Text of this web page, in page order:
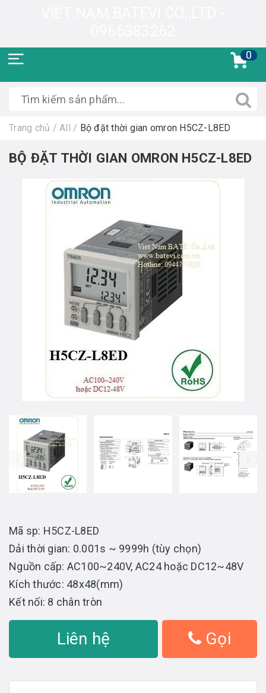
0
Trang chủ / All / Bộ đặt thời gian omron H5CZ-L8ED
BỘ ĐẶT THỜI GIAN OMRON H5CZ-L8ED
prev
Mã sp: H5CZ-L8ED
Dải thời gian: 0.001s ~ 9999h (tùy chọn)
Nguồn cấp: AC100~240V, AC24 hoặc DC12~48V
Kích thước: 48x48(mm)
Kết nối: 8 chân tròn
Liên hệ Gọi